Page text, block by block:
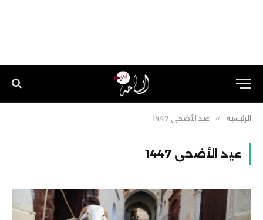
الرئيسية » عيد الأضحى 1447
عيد الأضحى 1447